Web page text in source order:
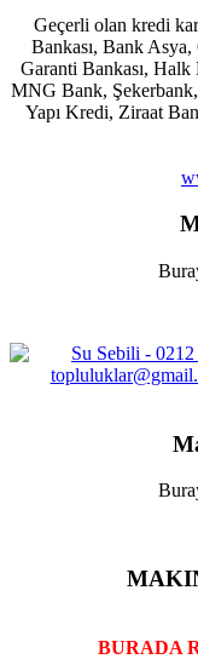
Geçerli olan kredi
Bankası, Bank
Garanti Bankası,
MNG Bank,
Yapı Kredi, Ziraat
BURADA